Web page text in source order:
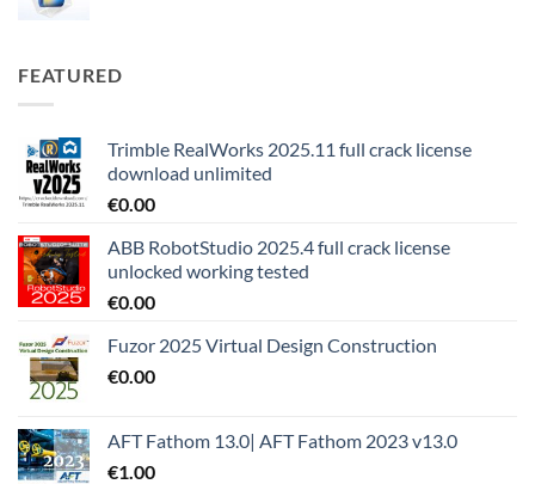
FEATURED
Trimble RealWorks 2025.11 full crack license
download unlimited
€0.00
ABB RobotStudio 2025.4 full crack license
unlocked working tested
€0.00
Fuzor 2025 Virtual Design Construction
€0.00
AFT Fathom 13.0| AFT Fathom 2023 v13.0
€1.00